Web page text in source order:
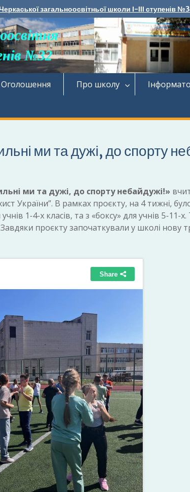
загальноосвітньої школи І-ІІІ ступенів
Оголошення Про школу
ми та дужі, до спорту
ми та дужі, до спорту небайдужі!»
України”. В рамках проєкту, на 4 тижні,
учнів 1-4-х класів, та з «боксу» для учнів 5-
проєкту започаткували у школі нову